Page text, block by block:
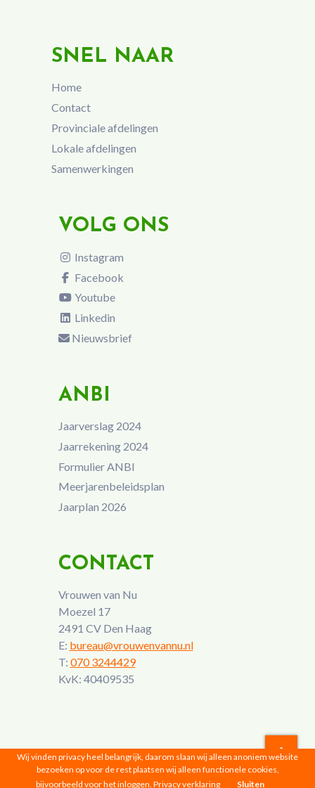
SNEL NAAR
Home
Contact
Provinciale afdelingen
Lokale afdelingen
Samenwerkingen
VOLG ONS
Instagram
Facebook
Youtube
Linkedin
Nieuwsbrief
ANBI
Jaarverslag 2024
Jaarrekening 2024
Formulier ANBI
Meerjarenbeleidsplan
Jaarplan 2026
CONTACT
Vrouwen van Nu
Moezel 17
2491 CV Den Haag
E: bureau@vrouwenvannu.nl
T: 070 3244429
KvK: 40409535
Vrouwen van Nu © 2026 |Privacyverklaring
Wij vinden privacy heel belangrijk, daarom slaan wij alleen anoniem website
bezoeken op voor de rest plaatsen wij alleen functionele cookies,
bijvoorbeeld voor het inloggen. Privacy verklaring Sluiten